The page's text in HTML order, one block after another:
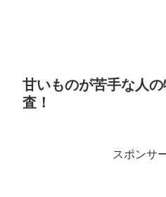
甘いものが苦手な人
査！
スポンサ